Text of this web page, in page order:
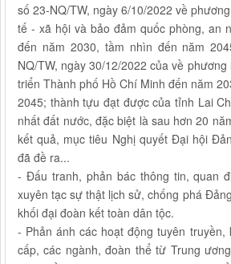
số 23-NQ/TW, ngày 6/10/2022 về
tế - xã hội và bảo đảm quốc phòng, an
đến năm 2030, tầm nhìn đến năm
NQ/TW, ngày 30/12/2022 của về
triển Thành phố Hồ Chí Minh đến năm
2045; thành tựu đạt được của tỉnh Lai
nhất đất nước, đặc biệt là sau hơn 20
kết quả, mục tiêu Nghị quyết Đại hội
đã đề ra...
- Đấu tranh, phản bác thông tin, quan
xuyên tạc sự thật lịch sử, chống phá
khối đại đoàn kết toàn dân tộc.
- Phản ánh các hoạt động tuyên
cấp, các ngành, đoàn thể từ Trung